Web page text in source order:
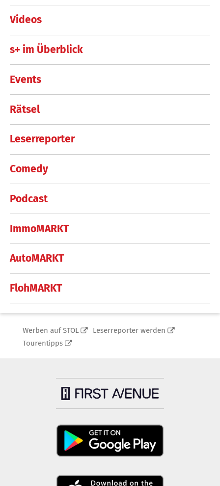
Videos
s+ im Überblick
Events
Rätsel
Leserreporter
Comedy
Podcast
ImmoMARKT
AutoMARKT
FlohMARKT
Werben auf STOL
Leserreporter werden
Tourentipps